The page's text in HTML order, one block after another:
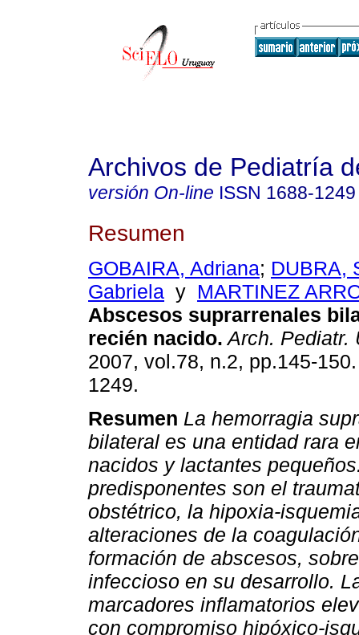
Archivos de Pediatría
versión On-line ISSN 1688-1249
Resumen
GOBAIRA, Adriana; DUBRA,
Gabriela y MARTINEZ
Abscesos suprarrenales
recién nacido. Arch. Pediatr.
2007, vol.78, n.2, pp.145-
1249.
Resumen La hemorragia
bilateral es una entidad rara
nacidos y lactantes
predisponentes son el
obstétrico, la hipoxia-
alteraciones de la
formación de abscesos,
infeccioso en su desarrollo.
marcadores inflamatorios
con compromiso hipóxico-